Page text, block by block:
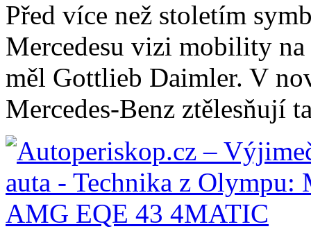
Před více než stoletím
Mercedesu vizi mobility
měl Gottlieb Daimler. V
Mercedes‑Benz ztělesňují